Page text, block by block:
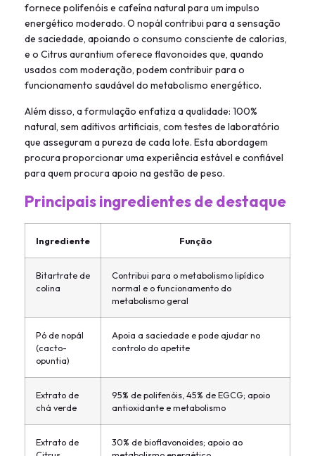
fornece polifenóis e cafeína natural para um impulso
energético moderado. O nopál contribui para a sensação
de saciedade, apoiando o consumo consciente de calorias,
e o Citrus aurantium oferece flavonoides que, quando
usados com moderação, podem contribuir para o
funcionamento saudável do metabolismo energético.
Além disso, a formulação enfatiza a qualidade: 100%
natural, sem aditivos artificiais, com testes de laboratório
que asseguram a pureza de cada lote. Esta abordagem
procura proporcionar uma experiência estável e confiável
para quem procura apoio na gestão de peso.
Principais ingredientes de destaque
Ingrediente Função
Bitartrate de
colina
Contribui para o metabolismo lipídico
normal e o funcionamento do
metabolismo geral
Pó de nopál
(cacto-
opuntia)
Apoia a saciedade e pode ajudar no
controlo do apetite
Extrato de
chá verde
95% de polifenóis, 45% de EGCG; apoio
antioxidante e metabolismo
Extrato de
30% de bioflavonoides; apoio ao